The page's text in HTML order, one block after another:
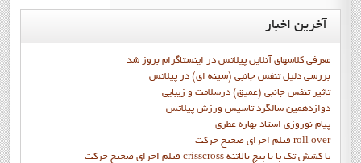
آخرین اخبار
معرفی کلاسهای آنلاین پیلاتس در اینستاگرام بروز شد
بررسی دلیل تنفس جانبی (سینه ای) در پیلاتس
تاثیر تنفس جانبی (عمیق) درسلامت و زیبایی
دوازدهمين سالگرد تاسيس ورزش پيلاتس
پيام نوروزي استاد بهاره عطري
فيلم اجراي صحيح حرکت roll over
فيلم اجراي صحيح حركت crisscross يا كشش تك پا با پيچ بالاتنه